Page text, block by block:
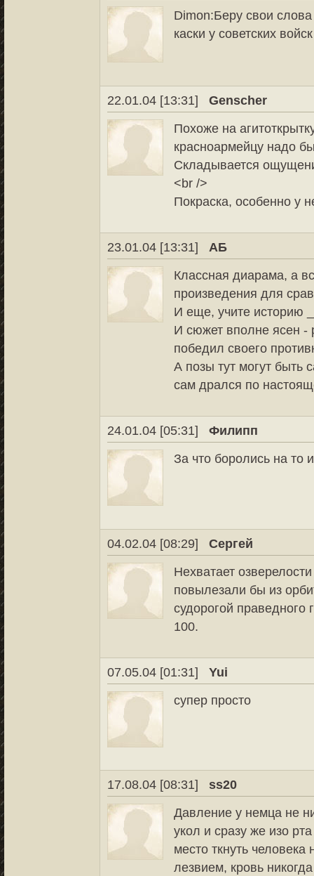
Dimon:Беру свои
каски у советских
22.01.04 [13:31]
Genscher
Похоже на
красноармейцу надо
Складывается
<br />
Покраска, особенно у
23.01.04 [13:31]
АБ
Классная диарама, а
произведения для
И еще, учите историю
И сюжет вполне ясен -
победил своего
А позы тут могут быть
сам дрался по
24.01.04 [05:31]
Филипп
За что боролись на то
04.02.04 [08:29]
Сергей
Нехватает
повылезали бы из
судорогой праведного
100.
07.05.04 [01:31]
Yui
супер просто
17.08.04 [08:31]
ss20
Давление у немца не
укол и сразу же изо
место ткнуть
лезвием, кровь